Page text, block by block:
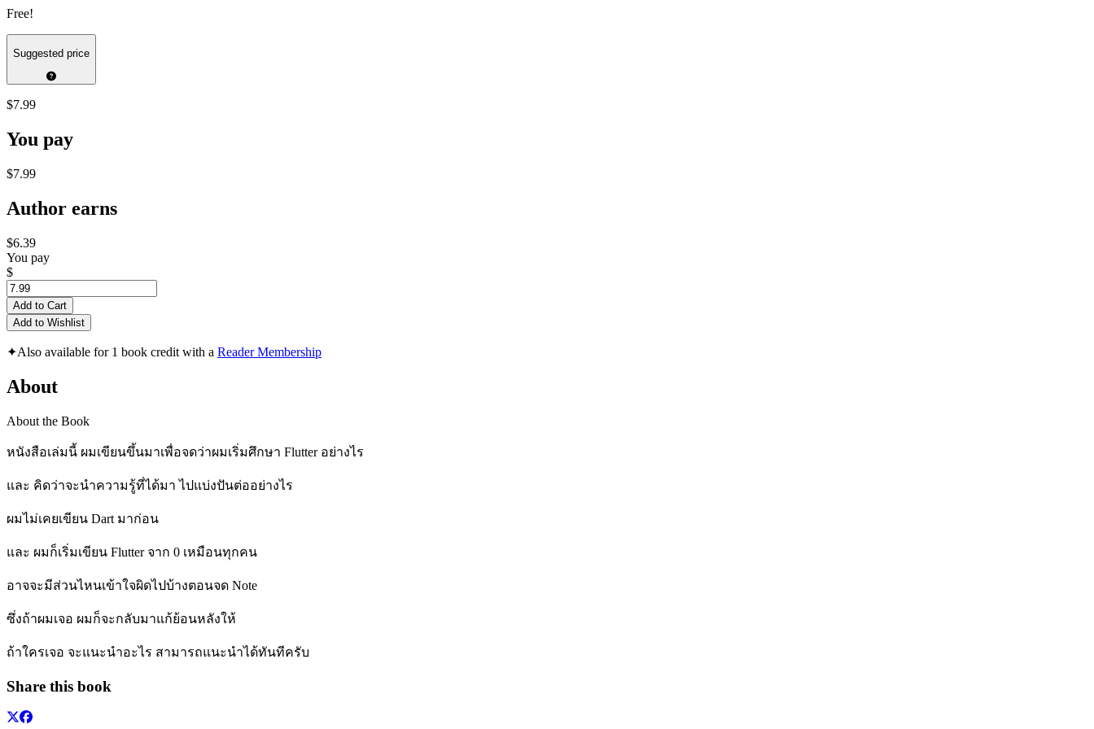
Free!
Suggested price
$7.99
You pay
$7.99
Author earns
$6.39
You pay
$
Add to Cart
Add to Wishlist
✦Also available for 1 book credit with a Reader Membership
About
About the Book
หนังสือเล่มนี้ ผมเขียนขึ้นมาเพื่อจดว่าผมเริ่มศึกษา Flutter อย่างไร
และ คิดว่าจะนำความรู้ที่ได้มา ไปแบ่งปันต่ออย่างไร
ผมไม่เคยเขียน Dart มาก่อน
และ ผมก็เริ่มเขียน Flutter จาก 0 เหมือนทุกคน
อาจจะมีส่วนไหนเข้าใจผิดไปบ้างตอนจด Note
ซึ่งถ้าผมเจอ ผมก็จะกลับมาแก้ย้อนหลังให้
ถ้าใครเจอ จะแนะนำอะไร สามารถแนะนำได้ทันทีครับ
Share this book